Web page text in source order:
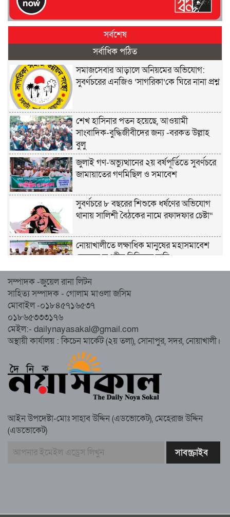
সর্বশেষ
সর্বাধিক পঠিত
সমাজসেবার আড়ালে অনিয়মের অভিযোগ:
সুবর্ণচরের এনজিও ‘সাগরিকা’কে ঘিরে নানা প্রশ্ন
শেখ হাসিনার পতন হয়েছে, আওয়ামী
সাংবাদিক-বুদ্ধিজীবীদের জন্য -বরকত উল্লাহ
বুলু
জুলাই গণ-অভ্যুত্থানের ২য় বর্ষপূর্তিতে সুবর্ণচরে
জামায়াতের গণমিছিল ও সমাবেশ
সুবর্ণচরে ৮ বছরের শিশুকে ধর্ষণের অভিযোগ
থানায় সালিশী বৈঠকের নামে রফাদফার চেষ্টা“
নোয়াখালীতে লক্ষাধিক মানুষের মহাসমাবেশ
হেজবুত তওহীদ নিষিদ্ধের দাবি
নোয়াখালীতে ইসলামী মহাসমাবেশের প্রস্তুতি
সম্পন্ন, অংশ নেবেন লক্ষাধিক মানুষ
নোয়াখালীতে ইসলামী ছাত্রশিবিরের ‘অদম্য
জুলাই’ মিছিল
সুবর্ণচরে মায়ের অভিযোগে সাবেক ভাইস
চেয়ারম্যান গ্রেপ্তার
স্মরণ সভায় মিলাদ ও দোয়া
সম্পাদক -জুয়েল রানা লিটন
সাহিত্য সম্পাদক - গোলাম মাওলা জসিম
মোবাইল -০১৮৪৫৭১৬৫৩৭
০১৮৬৫৩৩৩১৭৬
মেইল:- dailynayasakal@gmail.com
অস্থায়ী কার্যালয় : কিচেন মার্কেট (২য় তলা), সোনাপুর, সদর, নোয়াখালী।
আইন উপদেষ্টা-মোঃ সাহাব উদ্দিন (এডভোকেট), মেহেরাজ উদ্দিন
(এডভোকেট)